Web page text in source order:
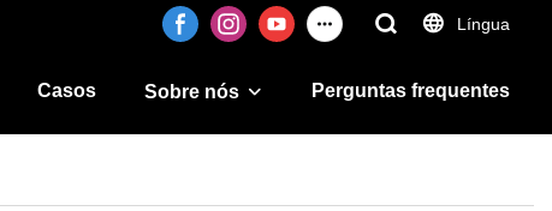
Língua
Casos Sobre nós Perguntas frequentes